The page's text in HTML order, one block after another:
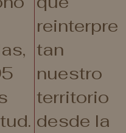
reinterpre
tan
nuestro
territorio
desde la